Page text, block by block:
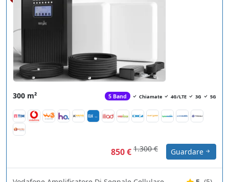
300 m² 5 Band Chiamate 4G/LTE 3G 5G
850 € 1.300 € Guardare